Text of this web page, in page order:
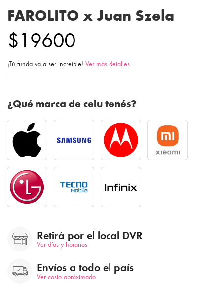
FAROLITO x Juan Szela
$19600
¡Tú funda va a ser increíble! Ver más detalles
¿Qué marca de celu tenés?
Retirá por el local DVR
Ver días y horarios
Envíos a todo el país
Ver costo apróximado